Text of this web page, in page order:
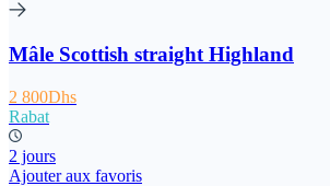
Mâle Scottish straight Highland
2 800Dhs
Rabat
2 jours
Ajouter aux favoris